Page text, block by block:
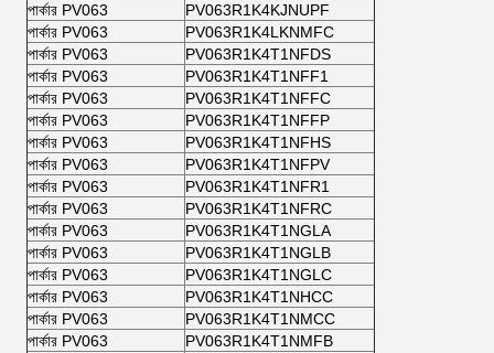
পার্কার PV063
PV063R1K4KJNUPF
পার্কার PV063
PV063R1K4LKNMFC
পার্কার PV063
PV063R1K4T1NFDS
পার্কার PV063
PV063R1K4T1NFF1
পার্কার PV063
PV063R1K4T1NFFC
পার্কার PV063
PV063R1K4T1NFFP
পার্কার PV063
PV063R1K4T1NFHS
পার্কার PV063
PV063R1K4T1NFPV
পার্কার PV063
PV063R1K4T1NFR1
পার্কার PV063
PV063R1K4T1NFRC
পার্কার PV063
PV063R1K4T1NGLA
পার্কার PV063
PV063R1K4T1NGLB
পার্কার PV063
PV063R1K4T1NGLC
পার্কার PV063
PV063R1K4T1NHCC
পার্কার PV063
PV063R1K4T1NMCC
পার্কার PV063
PV063R1K4T1NMFB